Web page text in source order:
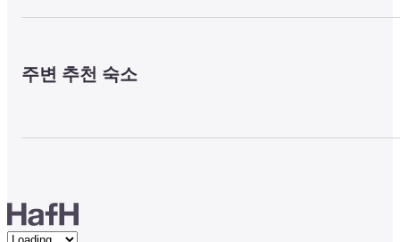
주변 추천 숙소